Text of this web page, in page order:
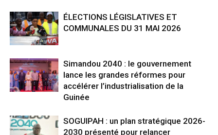
ÉLECTIONS LÉGISLATIVES ET
COMMUNALES DU 31 MAI 2026
Simandou 2040 : le gouvernement
lance les grandes réformes pour
accélérer l’industrialisation de la
Guinée
SOGUIPAH : un plan stratégique 2026-
2030 présenté pour relancer